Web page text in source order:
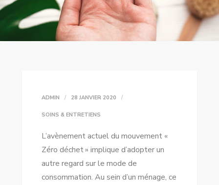
ADMIN 28 JANVIER 2020
SOINS & ENTRETIENS
L’avènement actuel du mouvement «
Zéro déchet » implique d’adopter un
autre regard sur le mode de
consommation. Au sein d’un ménage, ce